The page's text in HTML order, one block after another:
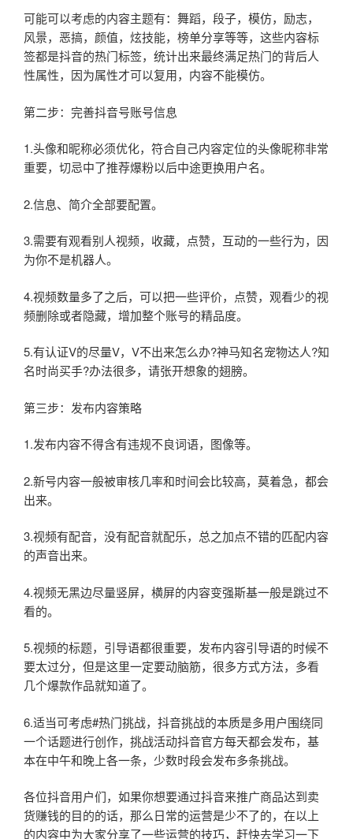
可能可以考虑的内容主题有：舞蹈，段子，模仿，励志，
风景，恶搞，颜值，炫技能，榜单分享等等，这些内容标
签都是抖音的热门标签，统计出来最终满足热门的背后人
性属性，因为属性才可以复用，内容不能模仿。
第二步：完善抖音号账号信息
1.头像和昵称必须优化，符合自己内容定位的头像昵称非常
重要，切忌中了推荐爆粉以后中途更换用户名。
2.信息、简介全部要配置。
3.需要有观看别人视频，收藏，点赞，互动的一些行为，因
为你不是机器人。
4.视频数量多了之后，可以把一些评价，点赞，观看少的视
频删除或者隐藏，增加整个账号的精品度。
5.有认证V的尽量V，V不出来怎么办?神马知名宠物达人?知
名时尚买手?办法很多，请张开想象的翅膀。
第三步：发布内容策略
1.发布内容不得含有违规不良词语，图像等。
2.新号内容一般被审核几率和时间会比较高，莫着急，都会
出来。
3.视频有配音，没有配音就配乐，总之加点不错的匹配内容
的声音出来。
4.视频无黑边尽量竖屏，横屏的内容变强斯基一般是跳过不
看的。
5.视频的标题，引导语都很重要，发布内容引导语的时候不
要太过分，但是这里一定要动脑筋，很多方式方法，多看
几个爆款作品就知道了。
6.适当可考虑#热门挑战，抖音挑战的本质是多用户围绕同
一个话题进行创作，挑战活动抖音官方每天都会发布，基
本在中午和晚上各一条，少数时段会发布多条挑战。
各位抖音用户们，如果你想要通过抖音来推广商品达到卖
货赚钱的目的的话，那么日常的运营是少不了的，在以上
的内容中为大家分享了一些运营的技巧，赶快去学习一下